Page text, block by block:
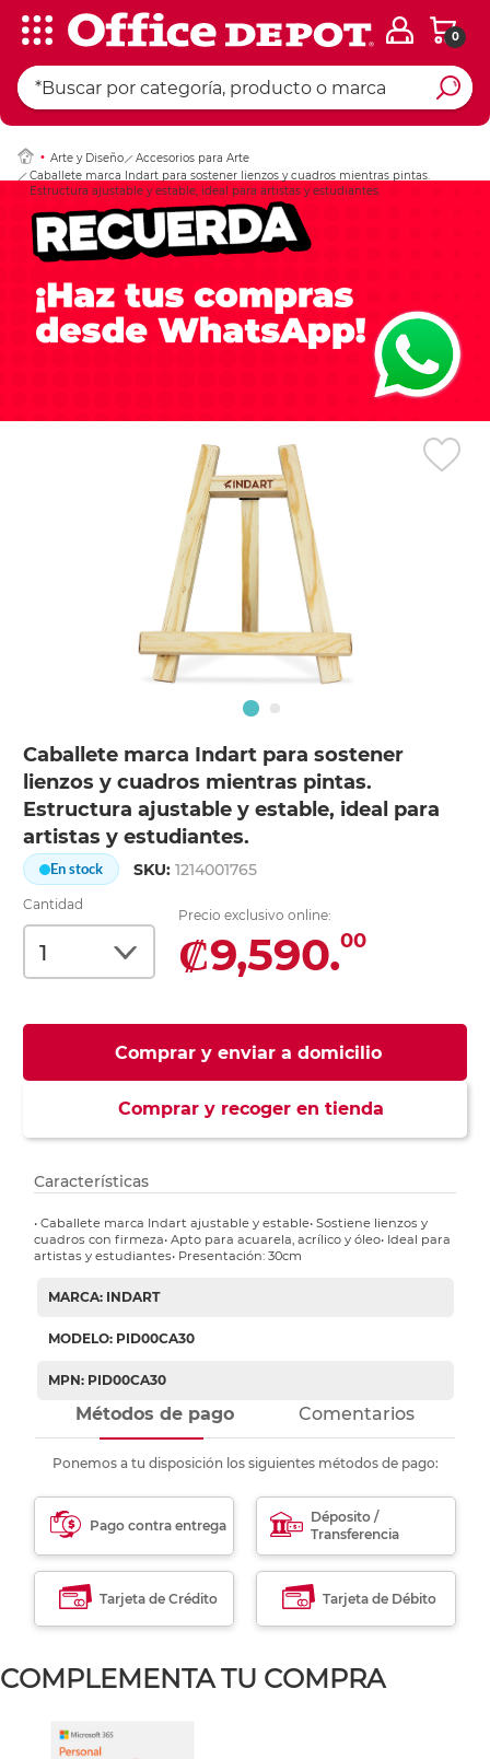
0
Arte y Diseño
Accesorios para Arte
Caballete marca Indart para sostener lienzos y cuadros mientras pintas.
Estructura ajustable y estable, ideal para artistas y estudiantes.
Caballete marca Indart para sostener
lienzos y cuadros mientras pintas.
Estructura ajustable y estable, ideal para
artistas y estudiantes.
En stock SKU:1214001765
Cantidad
Precio exclusivo online:
₡9,590.00
Comprar y enviar a domicilio
Comprar y recoger en tienda
Ingresar Codigo
Características
• Caballete marca Indart ajustable y estable• Sostiene lienzos y
cuadros con firmeza• Apto para acuarela, acrílico y óleo• Ideal para
artistas y estudiantes• Presentación: 30cm
MARCA: INDART
MODELO: PID00CA30
MPN: PID00CA30
Métodos de pago Comentarios
Ponemos a tu disposición los siguientes métodos de pago:
Pago contra entrega
Déposito /
Transferencia
Tarjeta de Crédito Tarjeta de Débito
COMPLEMENTA TU COMPRA